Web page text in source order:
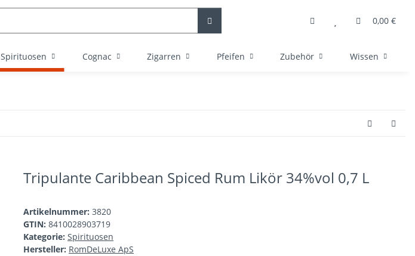
0,00 €
Spirituosen Cognac Zigarren Pfeifen Zubehör Wissen
Tripulante Caribbean Spiced Rum Likör 34%vol 0,7 L
Artikelnummer: 3820
GTIN: 8410028903719
Kategorie: Spirituosen
Hersteller: RomDeLuxe ApS